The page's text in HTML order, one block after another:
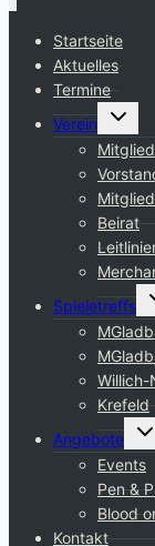
Startseite
Aktuelles
Termine
Verein
Beirat
Spieletreffs
Willich-
Krefeld
Angebote
Events
Pen &
Blood
Kontakt